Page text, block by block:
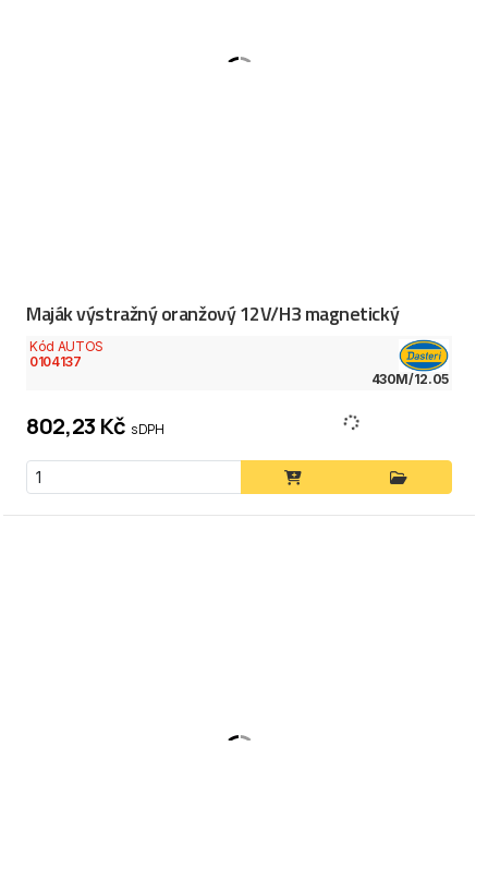
Maják výstražný oranžový 12V/H3 magnetický
Kód AUTOS
0104137
430M/12.05
802,23 Kč s DPH